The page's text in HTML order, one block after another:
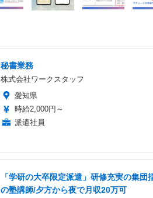
秘書業務
株式会社ワークスタッフ
愛知県
時給2,000円～
派遣社員
「学研の大卒限定派遣」研修充実の集団
の塾講師/夕方から夜で月収20万可